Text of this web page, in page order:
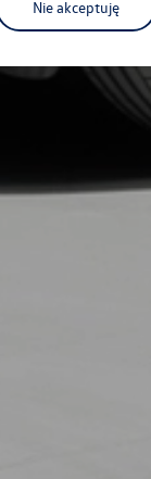
Nie akceptuję